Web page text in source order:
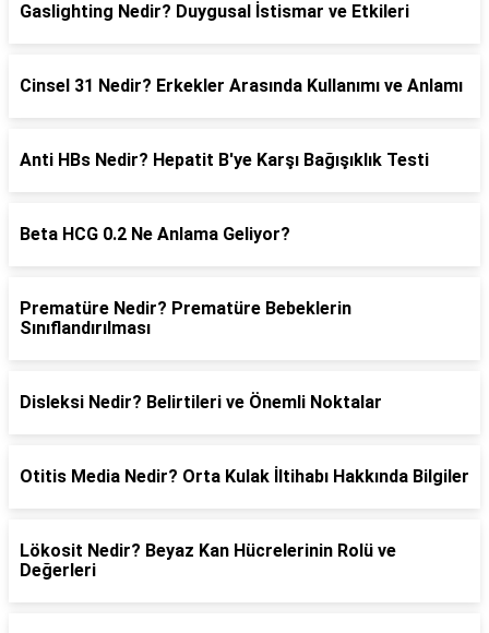
Gaslighting Nedir? Duygusal İstismar ve Etkileri
Cinsel 31 Nedir? Erkekler Arasında Kullanımı ve Anlamı
Anti HBs Nedir? Hepatit B'ye Karşı Bağışıklık Testi
Beta HCG 0.2 Ne Anlama Geliyor?
Prematüre Nedir? Prematüre Bebeklerin
Sınıflandırılması
Disleksi Nedir? Belirtileri ve Önemli Noktalar
Otitis Media Nedir? Orta Kulak İltihabı Hakkında Bilgiler
Lökosit Nedir? Beyaz Kan Hücrelerinin Rolü ve
Değerleri